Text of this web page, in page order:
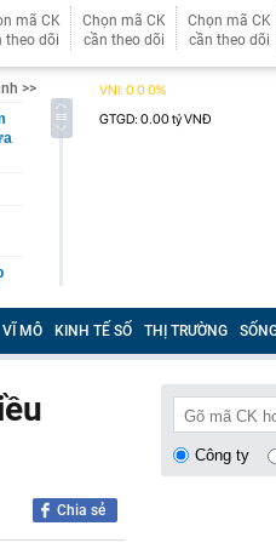
mã CK
theo dõi
Chọn mã CK
cần theo dõi
Chọn mã CK
cần theo dõi
>>
VĨ MÔ KINH TẾ SỐ THỊ TRƯỜNG
Chia sẻ
Công ty